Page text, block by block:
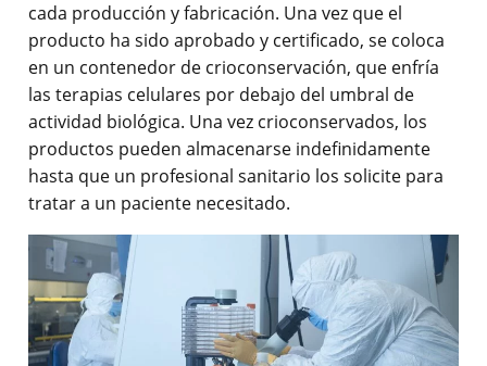
cada producción y fabricación. Una vez que el
producto ha sido aprobado y certificado, se coloca
en un contenedor de crioconservación, que enfría
las terapias celulares por debajo del umbral de
actividad biológica. Una vez crioconservados, los
productos pueden almacenarse indefinidamente
hasta que un profesional sanitario los solicite para
tratar a un paciente necesitado.